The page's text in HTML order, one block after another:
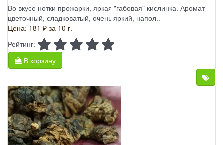
Во вкусе нотки прожарки, яркая "габовая" кислинка. Аромат
цветочный, сладковатый, очень яркий, напол..
Цена: 181 ₽ за 10 г.
Рейтинг:
В корзину